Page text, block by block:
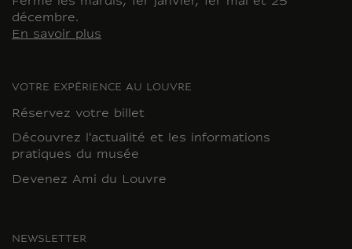
décembre.
En savoir plus
VOTRE EXPÉRIENCE AU LOUVRE
Réservez votre billet
Découvrez l'actualité et les informations
pratiques du musée
Devenez Ami du Louvre
NEWSLETTER